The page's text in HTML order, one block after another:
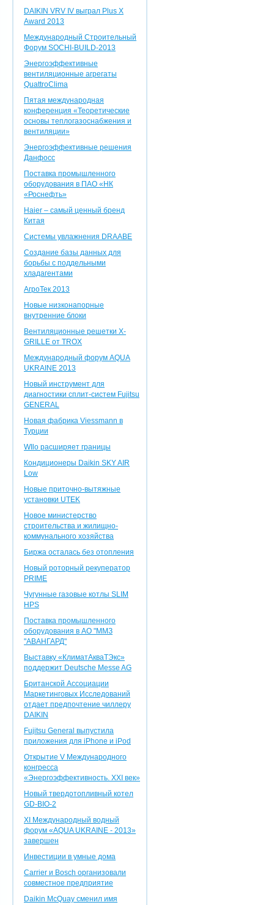
DAIKIN VRV IV выграл Plus X
Award 2013
Международный Строительный
Форум SOCHI-BUILD-2013
Энергоэффективные
вентиляционные агрегаты
QuattroClima
Пятая международная
конференция «Теоретические
основы теплогазоснабжения и
вентиляции»
Энергоэффективные решения
Данфосс
Поставка промышленного
оборудования в ПАО «НК
«Роснефть»
Haier – самый ценный бренд
Китая
Системы увлажнения DRAABE
Создание базы данных для
борьбы с поддельными
хладагентами
АгроТек 2013
Новые низконапорные
внутренние блоки
Вентиляционные решетки X-
GRILLE от TROX
Международный форум AQUA
UKRAINE 2013
Новый инструмент для
диагностики сплит-систем Fujitsu
GENERAL
Новая фабрика Viessmann в
Турции
WIlo расширяет границы
Кондиционеры Daikin SKY AIR
Low
Новые приточно-вытяжные
установки UTEK
Новое министерство
строительства и жилищно-
коммунального хозяйства
Биржа осталась без отопления
Новый роторный рекуператор
PRIME
Чугунные газовые котлы SLIM
HPS
Поставка промышленного
оборудования в АО "ММЗ
"АВАНГАРД"
Выставку «КлиматАкваТЭкс»
поддержит Deutsche Messe AG
Британской Ассоциации
Маркетинговых Исследований
отдает предпочтение чиллеру
DAIKIN
Fujitsu General выпустила
приложения для iPhone и iPod
Открытие V Международного
конгресса
«Энергоэффективность. XXI век»
Новый твердотопливный котел
GD-BIO-2
XI Международный водный
форум «AQUA UKRAINE - 2013»
завершен
Инвестиции в умные дома
Carrier и Bosch организовали
совместное предприятие
Daikin McQuay сменил имя